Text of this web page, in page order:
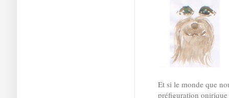
Et si le monde que
préfiguration